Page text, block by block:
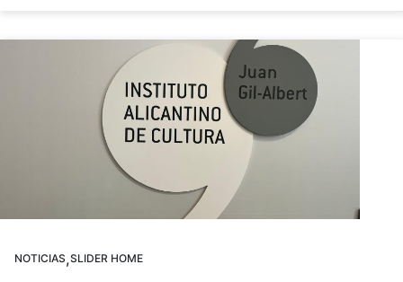
NOTICIAS,SLIDER HOME